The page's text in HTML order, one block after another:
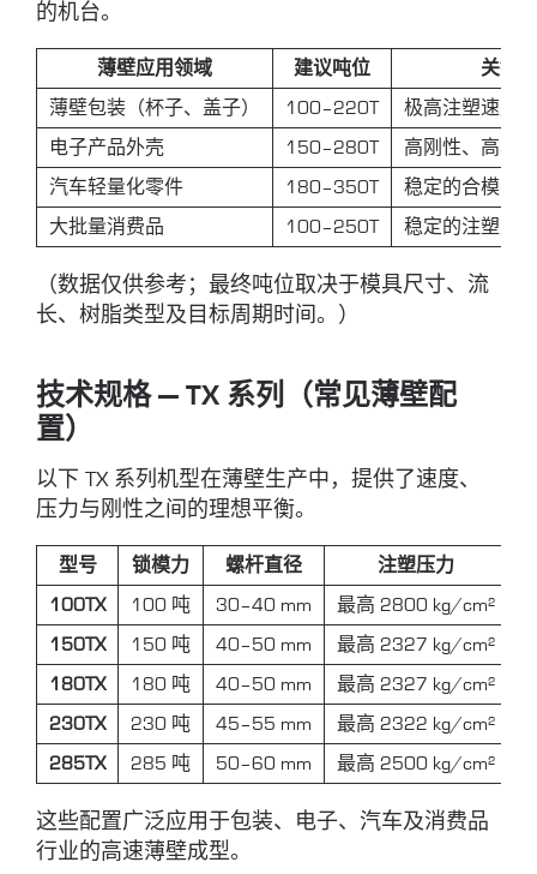
的机台。
薄壁应用领域 建议吨位 关键
薄壁包装（杯子、盖子） 100–220T 极高注塑速度
电子产品外壳 150–280T 高刚性、高表
汽车轻量化零件 180–350T 稳定的合模力
大批量消费品 100–250T 稳定的注塑重
（数据仅供参考；最终吨位取决于模具尺寸、流
长、树脂类型及目标周期时间。）
技术规格 — TX 系列（常见薄壁配
置）
以下 TX 系列机型在薄壁生产中，提供了速度、
压力与刚性之间的理想平衡。
型号 锁模力 螺杆直径 注塑压力
100TX 100 吨 30–40 mm 最高 2800 kg/cm²
150TX 150 吨 40–50 mm 最高 2327 kg/cm²
180TX 180 吨 40–50 mm 最高 2327 kg/cm²
230TX 230 吨 45–55 mm 最高 2322 kg/cm²
285TX 285 吨 50–60 mm 最高 2500 kg/cm²
这些配置广泛应用于包装、电子、汽车及消费品
行业的高速薄壁成型。